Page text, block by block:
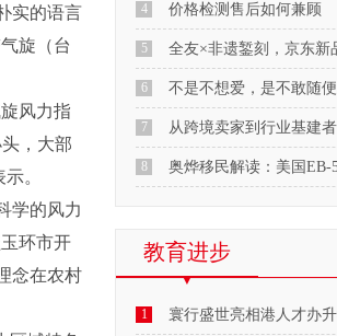
实的语言
旋（台
风力指
，大部
。
学的风力
环市开
念在农村
4 价格检测售后如何兼顾
5 全友×非遗錾刻，京东新
6 不是不想爱，是不敢随
7 从跨境卖家到行业基建
8 奥烨移民解读：美国EB-
教育进步
1 寰行盛世亮相港人才办